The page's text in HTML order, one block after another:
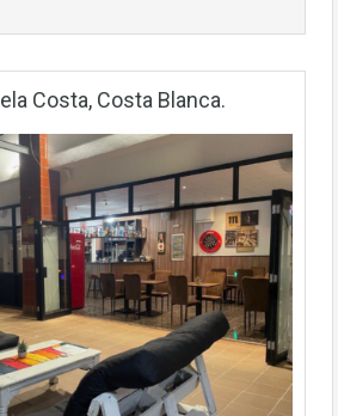
Costa, Costa Blanca.